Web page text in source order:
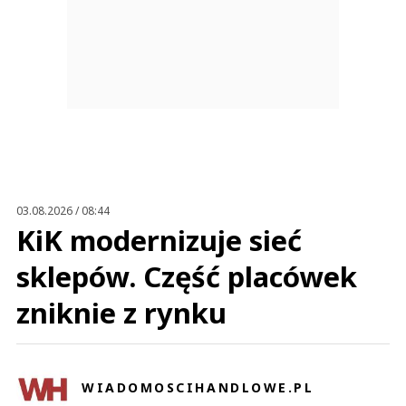
03.08.2026 / 08:44
KiK modernizuje sieć
sklepów. Część placówek
zniknie z rynku
WIADOMOSCIHANDLOWE.PL